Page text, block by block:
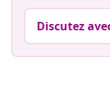
Discutez